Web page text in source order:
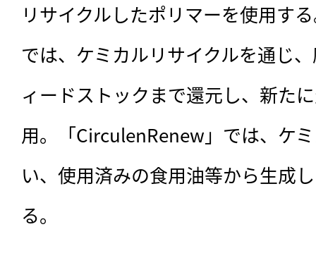
リサイクルしたポリマーを使用す
では、ケミカルリサイクルを通じ
ィードストックまで還元し、新た
用。「CirculenRenew」では、ケ
い、使用済みの食用油等から生成
る。